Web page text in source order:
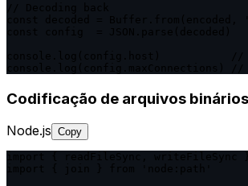
const decoded =
console.log(config.host)           //
Codificação de arquivos
Node.js Copy